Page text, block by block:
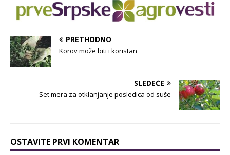
PRETHODNO
Korov može biti i koristan
SLEDEĆE
Set mera za otklanjanje posledica od suše
OSTAVITE PRVI KOMENTAR